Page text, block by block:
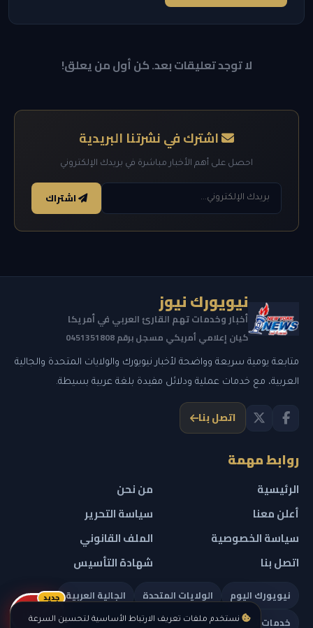
نستخدم ملفات تعريف الارتباط الأساسية لتحسين السرعة
لا توجد تعليقات بعد. كن أول من يعلق!
اشترك في نشرتنا البريدية
احصل على أهم الأخبار مباشرة في بريدك الإلكتروني
اشتراك
نيويورك نيوز
أخبار وخدمات تهم القارئ العربي في أمريكا
كيان إعلامي أمريكي مسجل برقم 0451351808
متابعة يومية سريعة وواضحة لأخبار نيويورك والولايات المتحدة والجالية
العربية، مع خدمات عملية ودلائل مفيدة بلغة عربية بسيطة.
اتصل بنا
روابط مهمة
الرئيسية
من نحن
أعلن معنا
سياسة التحرير
سياسة الخصوصية
الملف القانوني
اتصل بنا
شهادة التأسيس
نيويورك اليوم الولايات المتحدة
الجالية العربية
خدمات تهمك
ريلز
جديد